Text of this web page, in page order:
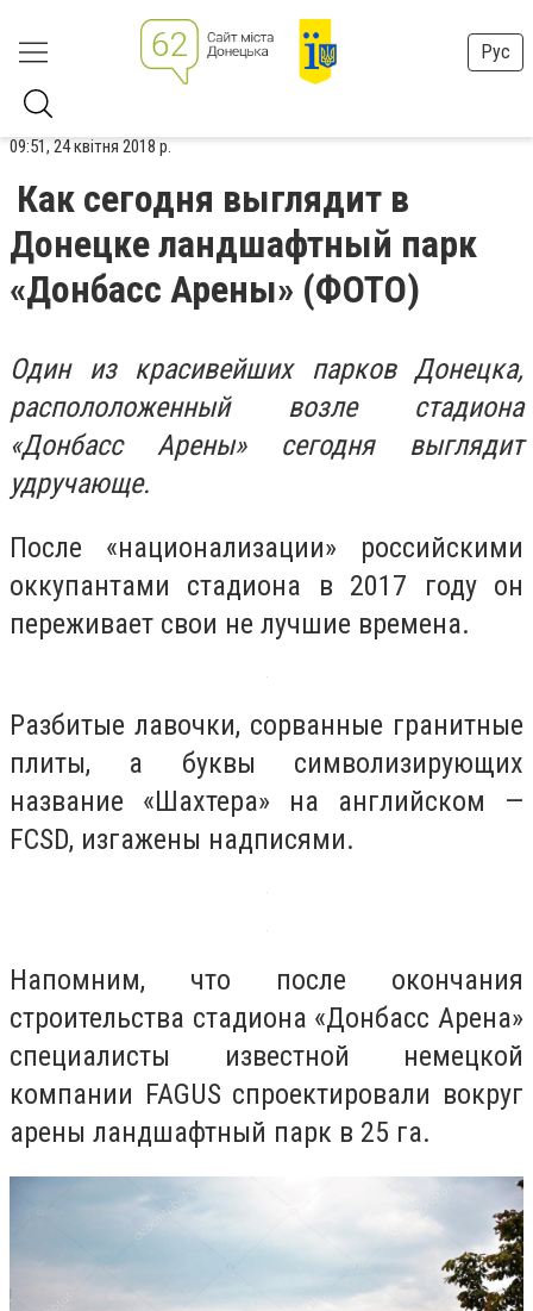
Рус
09:51, 24 квітня 2018 р.
Как сегодня выглядит в
Донецке ландшафтный парк
«Донбасс Арены» (ФОТО)
Один из красивейших парков Донецка,
распололоженный возле стадиона
«Донбасс Арены» сегодня выглядит
удручающе.
После «национализации» российскими
оккупантами стадиона в 2017 году он
переживает свои не лучшие времена.
Разбитые лавочки, сорванные гранитные
плиты, а буквы символизирующих
название «Шахтера» на английском —
FCSD, изгажены надписями.
Напомним, что после окончания
строительства стадиона «Донбасс Арена»
специалисты известной немецкой
компании FAGUS спроектировали вокруг
арены ландшафтный парк в 25 га.